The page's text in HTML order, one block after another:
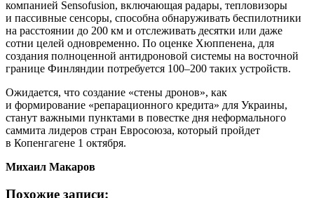
компанией Sensofusion, включающая радары, тепловизоры
и пассивные сенсоры, способна обнаруживать беспилотники
на расстоянии до 200 км и отслеживать десятки или даже
сотни целей одновременно. По оценке Хюппенена, для
создания полноценной антидроновой системы на восточной
границе Финляндии потребуется 100–200 таких устройств.
Ожидается, что создание «стены дронов», как
и формирование «репарационного кредита» для Украины,
станут важными пунктами в повестке дня неформального
саммита лидеров стран Евросоюза, который пройдет
в Копенгагене 1 октября.
Михаил Макаров
Похожие записи: